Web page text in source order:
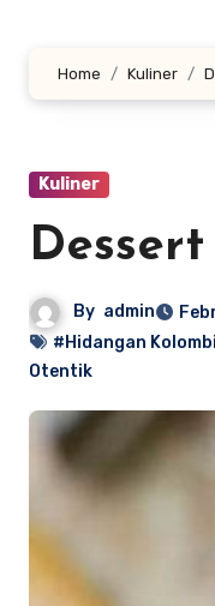
Home Kuliner
Kuliner
By admin
#Hidangan
Otentik